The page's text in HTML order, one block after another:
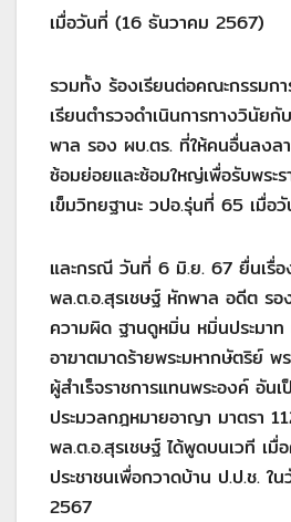
เมื่อวันที่ (16 ธันวาคม 2567)
รวมทั้ง ร้องเรียนต่อคณะกรรมก
เรียนตำรวจดำเนินการทางวินัย
พาล รอง ผบ.ตร. ที่ให้คนอื่นลงล
ซ้อมย่อยและซ้อมใหญ่เพื่อรับพระ
เข็มวิทยฐานะ วปอ.รุ่นที่ 65 เมื่อ
และกรณี วันที่ 6 มิ.ย. 67 ยื่นเรื่อ
พล.ต.อ.สุรเชษฐ์ หักพาล อดีต รอ
ความผิด ฐานดูหมิ่น หมิ่นประมา
อาฆาตมาดร้ายพระมหากษัตริย์ พ
ผู้สำเร็จราชการแทนพระองค์ อัน
ประมวลกฎหมายอาญา มาตรา
พล.ต.อ.สุรเชษฐ์ ได้พูดบนเวที เมื่
ประชาชนเพื่อกวาดบ้าน ป.ป.ช.
2567